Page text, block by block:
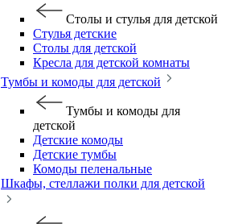
Столы и стулья для детской
Стулья детские
Столы для детской
Кресла для детской комнаты
Тумбы и комоды для детской
Тумбы и комоды для
детской
Детские комоды
Детские тумбы
Комоды пеленальные
Шкафы, стеллажи полки для детской